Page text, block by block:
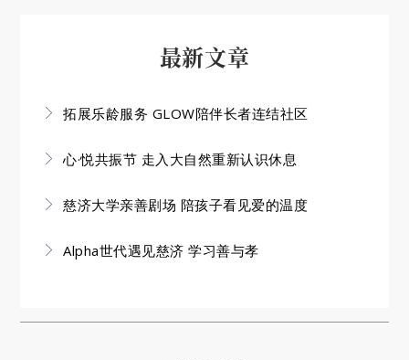
最新文章
拓展乐龄服务 GLOW陪伴长者连结社区
心·悦共振节 走入大自然重新认识休息
慈济大学亲善剧场 陪孩子看见爱的温度
Alpha世代遇见慈济 学习善与孝